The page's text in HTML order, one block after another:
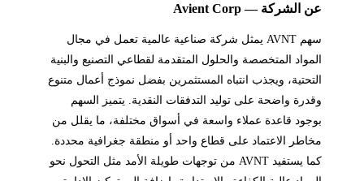
عن الشركة — Avient Corp
سهم AVNT يمثل شركة صناعية عالمية تعمل في مجال
المواد المتخصصة والحلول المتقدمة لقطاعي التصنيع والبنية
التحتية، ويجذب انتباه المستثمرين بفضل نموذج أعمال متنوع
وقدرة واضحة على توليد التدفقات النقدية. يتميز السهم
بوجود قاعدة عملاء واسعة في أسواق مختلفة، ما يقلل من
مخاطر الاعتماد على قطاع واحد أو منطقة جغرافية محددة.
كما يستفيد AVNT من توجهات طويلة الأمد مثل التحول نحو